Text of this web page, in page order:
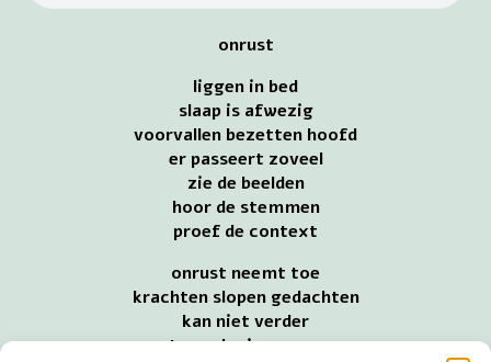
onrust
liggen in bed
slaap is afwezig
voorvallen bezetten hoofd
er passeert zoveel
zie de beelden
hoor de stemmen
proef de context
onrust neemt toe
krachten slopen gedachten
kan niet verder
te veel misgegaan